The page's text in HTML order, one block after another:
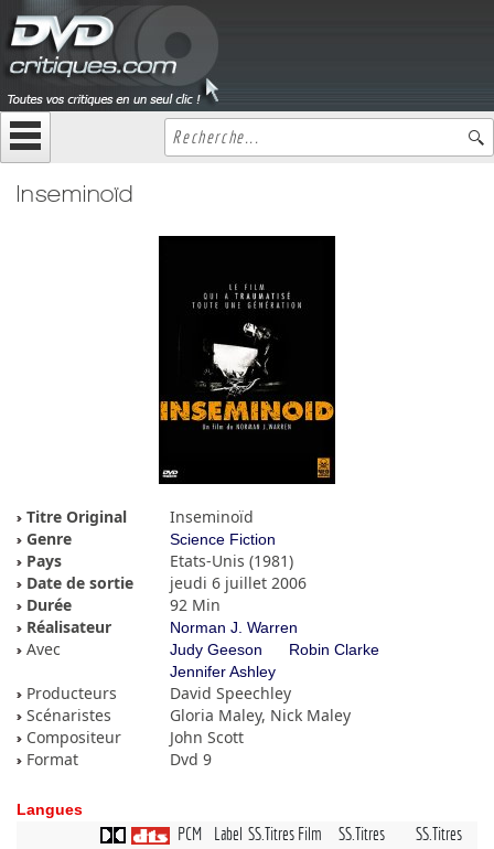
Inseminoïd
Titre Original
Inseminoïd
Genre
Science Fiction
Pays
Etats-Unis (1981)
Date de sortie
jeudi 6 juillet 2006
Durée
92 Min
Réalisateur
Norman J. Warren
Avec Judy Geeson
Robin Clarke
Jennifer Ashley
Producteurs
David Speechley
Scénaristes
Gloria Maley, Nick Maley
Compositeur
John Scott
Format
Dvd 9
Langues
PCM Label SS.Titres Film
SS.Titres
SS.Titres